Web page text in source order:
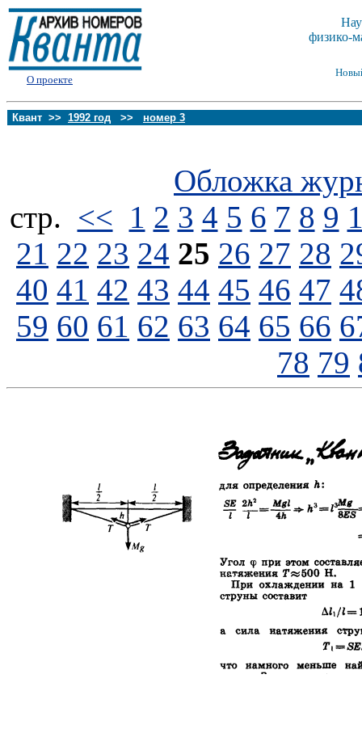
О проекте
физико-
Квант >> 1992 год >> номер 3
Обложка
стp. << 1 2 3 4 5 6 7 8 9
21 22 23 24 25 26 27 28
40 41 42 43 44 45 46 47
59 60 61 62 63 64 65 66
78 79